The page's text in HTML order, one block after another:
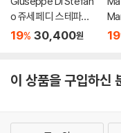
o 쥬세페 디 스테파노
가 부르는 나폴리 민요
19% 30,400원
r19
이 상품을 구입하신